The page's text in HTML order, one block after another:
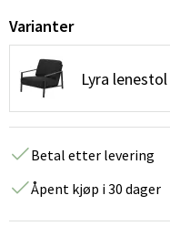
Varianter
Lyra
Betal etter levering
Åpent kjøp i 30 dager